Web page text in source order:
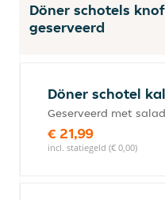
Döner schotels
geserveerd
Döner schotel
Geserveerd met
€ 21,99
incl. statiegeld (€ 0,00)